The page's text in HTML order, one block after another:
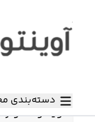
دسته‌بندی
آوینتو»کولر